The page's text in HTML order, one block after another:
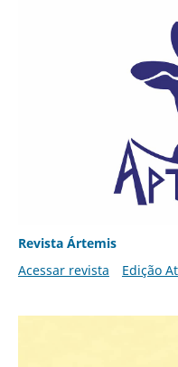
Revista Ártemis
Acessar revista
Edição